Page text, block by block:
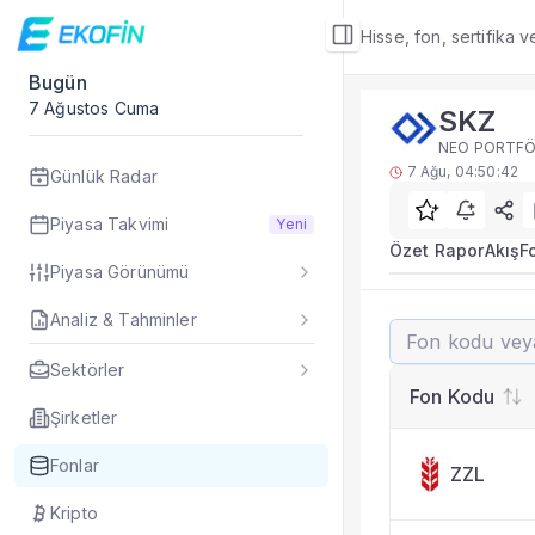
Hisse, fon, sertifika
Bugün
7 Ağustos Cuma
Günlük Radar
Piyasa Takvimi Yeni
Piyasa Görünümü
Analiz & Tahminler
Sektörler
Şirketler
Fonlar
Kripto
Rakip Analizi
SKZ benzer
SKZ fonu rakip
TEFAS SKZ fonu
Fon verileri hangi
SKZ fonunu diğer
Evet. Fon detay
Fon Detay— İlgili
Fon Portföyü
SKZ
NEO
7 Ağu, 04:50:42
Özet RaporAkış
SKZ
NEO
Fon Kodu
ZZL